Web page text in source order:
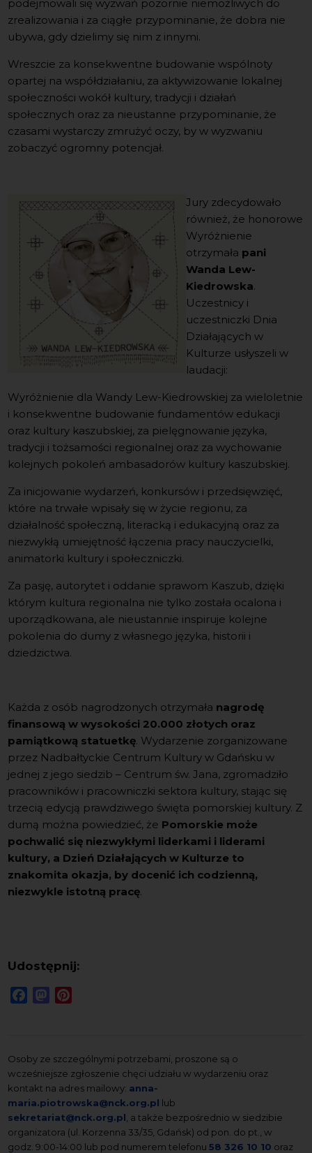
podejmowali się wyzwań pozornie niemożliwych do
zrealizowania i za ciągłe przypominanie, że dobra nie
ubywa, gdy dzielimy się nim z innymi.
Wreszcie za konsekwentne budowanie wspólnoty
opartej na współdziałaniu, za aktywizowanie lokalnej
społeczności wokół kultury, tradycji i działań
społecznych oraz za nieustanne przypominanie, że
czasami wystarczy zmrużyć oczy, by w wyzwaniu
zobaczyć ogromny potencjał.
Jury zdecydowało
również, że honorowe
Wyróżnienie
otrzymała pani
Wanda Lew-
Kiedrowska.
Uczestnicy i
uczestniczki Dnia
Działających w
Kulturze usłyszeli w
laudacji:
Wyróżnienie dla Wandy Lew-Kiedrowskiej za wieloletnie
i konsekwentne budowanie fundamentów edukacji
oraz kultury kaszubskiej, za pielęgnowanie języka,
tradycji i tożsamości regionalnej oraz za wychowanie
kolejnych pokoleń ambasadorów kultury kaszubskiej.
Za inicjowanie wydarzeń, konkursów i przedsięwzięć,
które na trwałe wpisały się w życie regionu, za
działalność społeczną, literacką i edukacyjną oraz za
niezwykłą umiejętność łączenia pracy nauczycielki,
animatorki kultury i społeczniczki.
Za pasję, autorytet i oddanie sprawom Kaszub, dzięki
którym kultura regionalna nie tylko została ocalona i
uporządkowana, ale nieustannie inspiruje kolejne
pokolenia do dumy z własnego języka, historii i
dziedzictwa.
Każda z osób nagrodzonych otrzymała nagrodę
finansową w wysokości 20.000 złotych oraz
pamiątkową statuetkę. Wydarzenie zorganizowane
przez Nadbałtyckie Centrum Kultury w Gdańsku w
jednej z jego siedzib – Centrum św. Jana, zgromadziło
pracowników i pracowniczki sektora kultury, stając się
trzecią edycją prawdziwego święta pomorskiej kultury. Z
dumą można powiedzieć, że Pomorskie może
pochwalić się niezwykłymi liderkami i liderami
kultury, a Dzień Działających w Kulturze to
znakomita okazja, by docenić ich codzienną,
niezwykle istotną pracę.
Udostępnij:
FacebookMastodon
Osoby ze szczególnymi potrzebami, proszone są o
wcześniejsze zgłoszenie chęci udziału w wydarzeniu oraz
kontakt na adres mailowy: anna-
maria.piotrowska@nck.org.pl lub
sekretariat@nck.org.pl , a także bezpośrednio w siedzibie
organizatora (ul. Korzenna 33/35, Gdańsk) od pon. do pt., w
godz. 9:00-14:00 lub pod numerem telefonu58 326 10 10 oraz